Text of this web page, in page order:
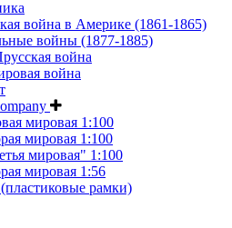
война в Америке (1861-1865)
войны (1877-1885)
война
война
мировая 1:100
мировая 1:100
мировая" 1:100
мировая 1:56
рамки)